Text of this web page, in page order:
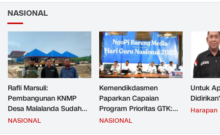
NASIONAL
Rafli Marsuli:
Pembangunan KNMP
Desa Malalanda Sudah
Mencapai 69 Persen dan
NASIONAL
Kemendikdasmen
Paparkan Capaian
Program Prioritas GTK:
Kompetensi Meningkat,
NASIONAL
Untuk
Harapan